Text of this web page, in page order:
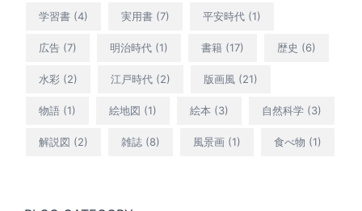
学習書 (4) 実用書 (7) 平安時代 (1)
広告 (7) 明治時代 (1) 書籍 (17) 歴史 (6)
水彩 (2) 江戸時代 (2) 版画風 (21)
物語 (1) 絵地図 (1) 絵本 (3) 自然科学 (3)
解説図 (2) 雑誌 (8) 風景画 (1) 食べ物 (1)